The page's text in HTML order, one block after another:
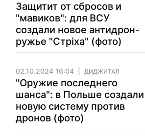
Защитит от сбросов и
"мавиков": для ВСУ
создали новое антидрон-
ружье "Стріха" (фото)
02.10.2024 16:04 ДИДЖИТАЛ
"Оружие последнего
шанса": в Польше создали
новую систему против
дронов (фото)